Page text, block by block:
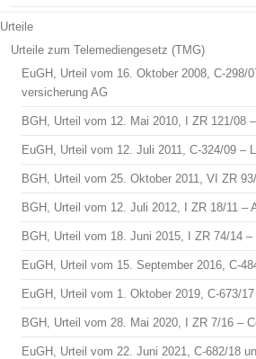
Urteile
Urteile zum Telemediengesetz (TMG)
EuGH, Urteil vom 16. Oktober 2008, C-298/
versicherung AG
BGH, Urteil vom 12. Mai 2010, I ZR 121/08
EuGH, Urteil vom 12. Juli 2011, C-324/09 –
BGH, Urteil vom 25. Oktober 2011, VI ZR
BGH, Urteil vom 12. Juli 2012, I ZR 18/11 –
BGH, Urteil vom 18. Juni 2015, I ZR 74/14
EuGH, Urteil vom 15. September 2016, C-
EuGH, Urteil vom 1. Oktober 2019, C-673/
BGH, Urteil vom 28. Mai 2020, I ZR 7/16 –
EuGH, Urteil vom 22. Juni 2021, C-682/18